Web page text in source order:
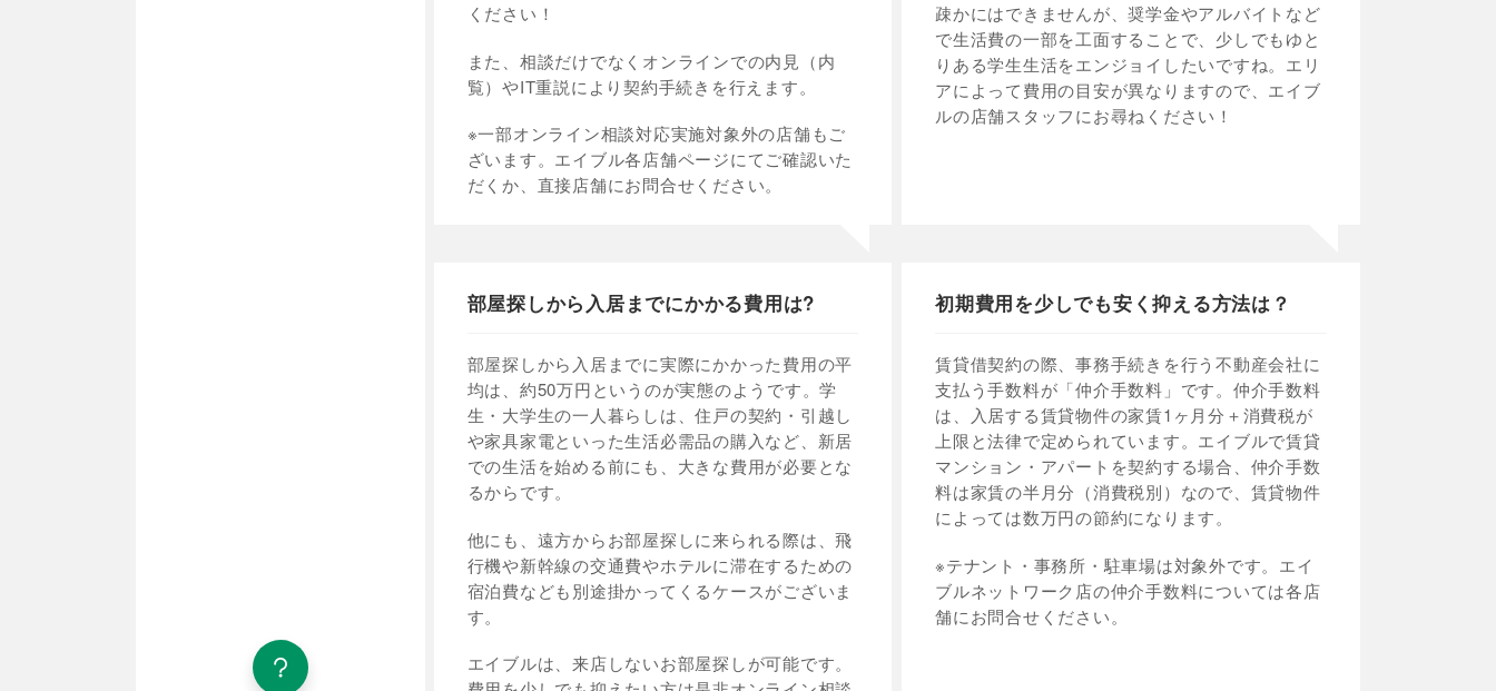
ください！
また、相談だけでなくオンラインでの内見（内
覧）やIT重説により契約手続きを行えます。
※一部オンライン相談対応実施対象外の店舗もご
ざいます。エイブル各店舗ページにてご確認いた
だくか、直接店舗にお問合せください。
疎かにはできませんが、奨学金やアルバイトなど
で生活費の一部を工面することで、少しでもゆと
りある学生生活をエンジョイしたいですね。エリ
アによって費用の目安が異なりますので、エイブ
ルの店舗スタッフにお尋ねください！
部屋探しから入居までにかかる費用は?
部屋探しから入居までに実際にかかった費用の平
均は、約50万円というのが実態のようです。学
生・大学生の一人暮らしは、住戸の契約・引越し
や家具家電といった生活必需品の購入など、新居
での生活を始める前にも、大きな費用が必要とな
るからです。
他にも、遠方からお部屋探しに来られる際は、飛
行機や新幹線の交通費やホテルに滞在するための
宿泊費なども別途掛かってくるケースがございま
す。
エイブルは、来店しないお部屋探しが可能です。
初期費用を少しでも安く抑える方法は？
賃貸借契約の際、事務手続きを行う不動産会社に
支払う手数料が「仲介手数料」です。仲介手数料
は、入居する賃貸物件の家賃1ヶ月分＋消費税が
上限と法律で定められています。エイブルで賃貸
マンション・アパートを契約する場合、仲介手数
料は家賃の半月分（消費税別）なので、賃貸物件
によっては数万円の節約になります。
※テナント・事務所・駐車場は対象外です。エイ
ブルネットワーク店の仲介手数料については各店
舗にお問合せください。